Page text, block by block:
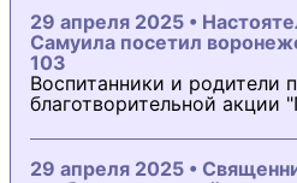
29 апреля 2025 •
Самуила посетил
103
Воспитанники и родители
благотворительной акции
29 апреля 2025 •